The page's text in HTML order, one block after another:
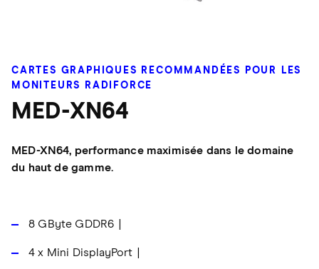
CARTES GRAPHIQUES RECOMMANDÉES POUR LES
MONITEURS RADIFORCE
MED-XN64
MED-XN64, performance maximisée dans le domaine
du haut de gamme.
8 GByte GDDR6
4 x Mini DisplayPort